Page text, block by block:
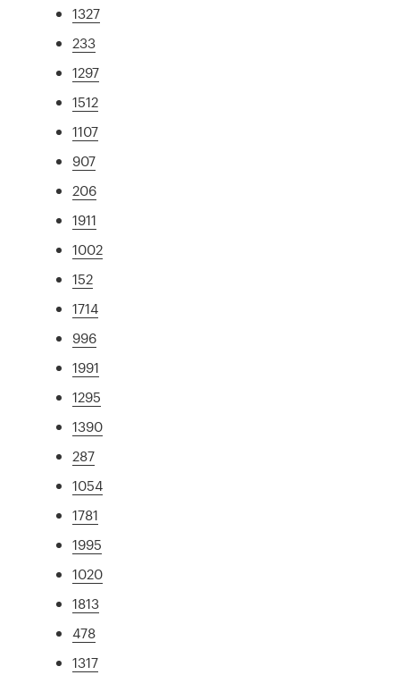
1327
233
1297
1512
1107
907
206
1911
1002
152
1714
996
1991
1295
1390
287
1054
1781
1995
1020
1813
478
1317